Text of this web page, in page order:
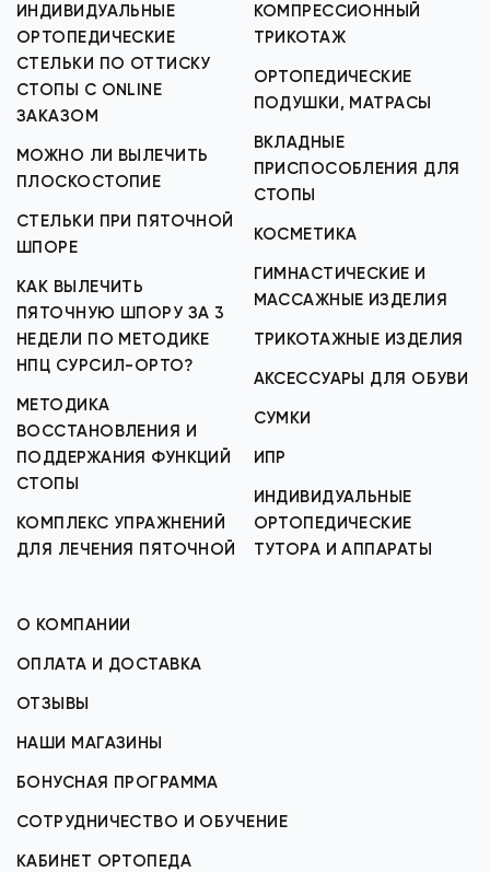
ИНДИВИДУАЛЬНЫЕ
ОРТОПЕДИЧЕСКИЕ
СТЕЛЬКИ ПО ОТТИСКУ
СТОПЫ С ONLINE
ЗАКАЗОМ
МОЖНО ЛИ ВЫЛЕЧИТЬ
ПЛОСКОСТОПИЕ
СТЕЛЬКИ ПРИ ПЯТОЧНОЙ
ШПОРЕ
КАК ВЫЛЕЧИТЬ
ПЯТОЧНУЮ ШПОРУ ЗА 3
НЕДЕЛИ ПО МЕТОДИКЕ
НПЦ СУРСИЛ-ОРТО?
МЕТОДИКА
ВОССТАНОВЛЕНИЯ И
ПОДДЕРЖАНИЯ ФУНКЦИЙ
СТОПЫ
КОМПЛЕКС УПРАЖНЕНИЙ
ДЛЯ ЛЕЧЕНИЯ ПЯТОЧНОЙ
КОМПРЕССИОННЫЙ
ТРИКОТАЖ
ОРТОПЕДИЧЕСКИЕ
ПОДУШКИ, МАТРАСЫ
ВКЛАДНЫЕ
ПРИСПОСОБЛЕНИЯ ДЛЯ
СТОПЫ
КОСМЕТИКА
ГИМНАСТИЧЕСКИЕ И
МАССАЖНЫЕ ИЗДЕЛИЯ
ТРИКОТАЖНЫЕ ИЗДЕЛИЯ
АКСЕССУАРЫ ДЛЯ ОБУВИ
СУМКИ
ИПР
ИНДИВИДУАЛЬНЫЕ
ОРТОПЕДИЧЕСКИЕ
ТУТОРА И АППАРАТЫ
О КОМПАНИИ
ОПЛАТА И ДОСТАВКА
ОТЗЫВЫ
НАШИ МАГАЗИНЫ
БОНУСНАЯ ПРОГРАММА
СОТРУДНИЧЕСТВО И ОБУЧЕНИЕ
КАБИНЕТ ОРТОПЕДА